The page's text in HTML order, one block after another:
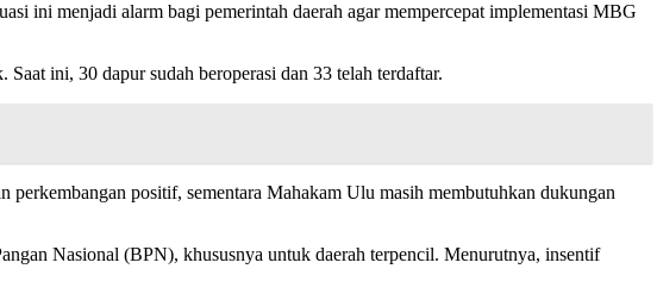
ini menjadi alarm bagi pemerintah daerah agar mempercepat implementasi MBG
ini, 30 dapur sudah beroperasi dan 33 telah terdaftar.
positif, sementara Mahakam Ulu masih membutuhkan dukungan
Nasional (BPN), khususnya untuk daerah terpencil. Menurutnya, insentif